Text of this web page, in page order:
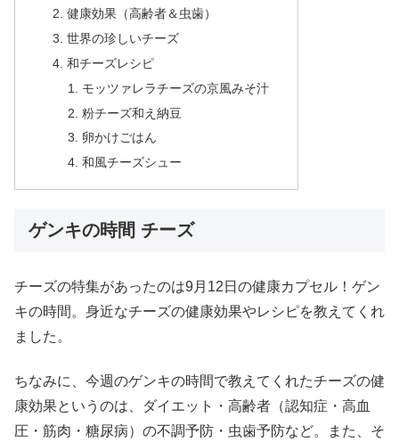
健康効果（高齢者＆虫歯）
世界の珍しいチーズ
和チーズレシピ
モッツァレラチーズの京風みそ汁
粉チーズ和え納豆
卵かけごはん
和風チーズシュー
ゲンキの時間 チーズ
チーズの特集があったのは9月12日の健康カプセル！ゲン
キの時間。身近なチーズの健康効果やレシピを教えてくれ
ました。
ちなみに、今週のゲンキの時間で教えてくれたチーズの健
康効果というのは、ダイエット・高齢者（認知症・高血
圧・筋肉・糖尿病）の不調予防・虫歯予防など。また、そ